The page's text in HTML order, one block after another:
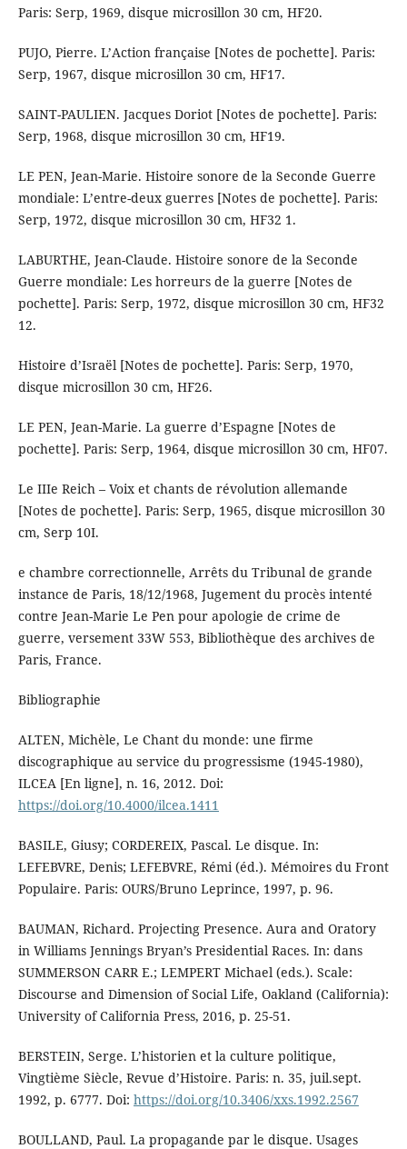
Paris: Serp, 1969, disque microsillon 30 cm, HF20.
PUJO, Pierre. L’Action française [Notes de pochette]. Paris:
Serp, 1967, disque microsillon 30 cm, HF17.
SAINT-PAULIEN. Jacques Doriot [Notes de pochette]. Paris:
Serp, 1968, disque microsillon 30 cm, HF19.
LE PEN, Jean-Marie. Histoire sonore de la Seconde Guerre
mondiale: L’entre-deux guerres [Notes de pochette]. Paris:
Serp, 1972, disque microsillon 30 cm, HF32 1.
LABURTHE, Jean-Claude. Histoire sonore de la Seconde
Guerre mondiale: Les horreurs de la guerre [Notes de
pochette]. Paris: Serp, 1972, disque microsillon 30 cm, HF32
12.
Histoire d’Israël [Notes de pochette]. Paris: Serp, 1970,
disque microsillon 30 cm, HF26.
LE PEN, Jean-Marie. La guerre d’Espagne [Notes de
pochette]. Paris: Serp, 1964, disque microsillon 30 cm, HF07.
Le IIIe Reich – Voix et chants de révolution allemande
[Notes de pochette]. Paris: Serp, 1965, disque microsillon 30
cm, Serp 10I.
e chambre correctionnelle, Arrêts du Tribunal de grande
instance de Paris, 18/12/1968, Jugement du procès intenté
contre Jean-Marie Le Pen pour apologie de crime de
guerre, versement 33W 553, Bibliothèque des archives de
Paris, France.
Bibliographie
ALTEN, Michèle, Le Chant du monde: une firme
discographique au service du progressisme (1945-1980),
ILCEA [En ligne], n. 16, 2012. Doi:
https://doi.org/10.4000/ilcea.1411
BASILE, Giusy; CORDEREIX, Pascal. Le disque. In:
LEFEBVRE, Denis; LEFEBVRE, Rémi (éd.). Mémoires du Front
Populaire. Paris: OURS/Bruno Leprince, 1997, p. 96.
BAUMAN, Richard. Projecting Presence. Aura and Oratory
in Williams Jennings Bryan’s Presidential Races. In: dans
SUMMERSON CARR E.; LEMPERT Michael (eds.). Scale:
Discourse and Dimension of Social Life, Oakland (California):
University of California Press, 2016, p. 25-51.
BERSTEIN, Serge. L’historien et la culture politique,
Vingtième Siècle, Revue d’Histoire. Paris: n. 35, juil.sept.
1992, p. 6777. Doi: https://doi.org/10.3406/xxs.1992.2567
BOULLAND, Paul. La propagande par le disque. Usages